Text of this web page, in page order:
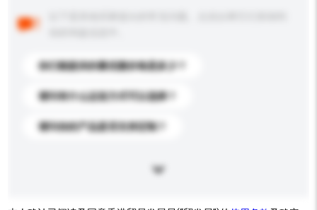
你们能提供的最优惠价格是多少？
请问有什么运送方式可以选择？
请问你的产品是否支持定制？